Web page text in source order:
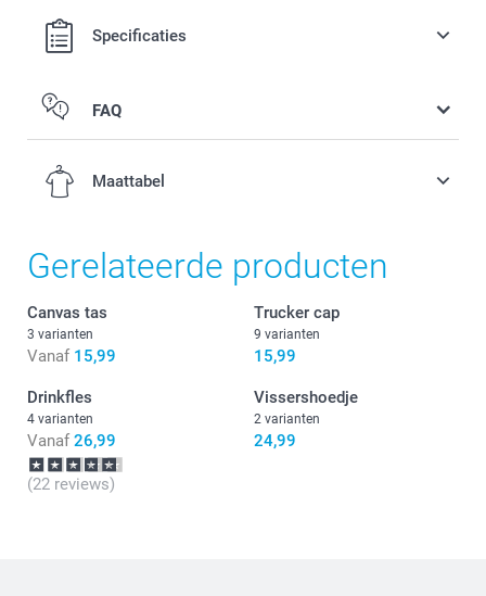
Specificaties
FAQ
Maattabel
2-4 jaar
50-51 cm
4-6 jaar
51-52 cm
Gerelateerde producten
Canvas tas
3 varianten
Vanaf 15,99
Trucker cap
9 varianten
15,99
Drinkfles
4 varianten
Vanaf 26,99
(22 reviews)
Vissershoedje
2 varianten
24,99